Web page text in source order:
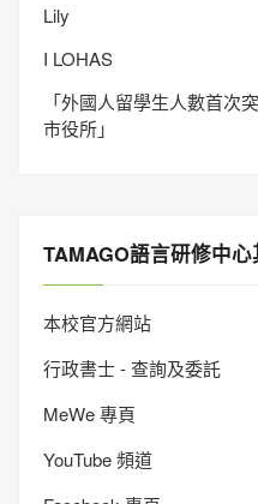
Lily
I LOHAS
「外國人留學生人數首次
市役所」
TAMAGO語言研修中
本校官方網站
行政書士 - 查詢及委託
MeWe 專頁
YouTube 頻道